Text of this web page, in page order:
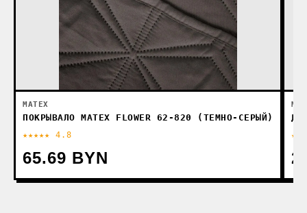
MATEX
ПОКРЫВАЛО MATEX FLOWER 62-820 (ТЕМНО-СЕРЫЙ)
★★★★★ 4.8
65.69 BYN